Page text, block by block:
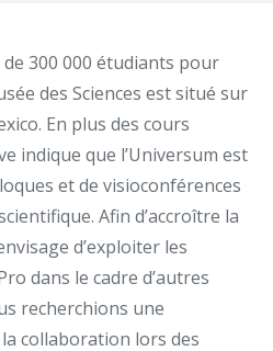
300 000 étudiants pour
des Sciences est situé sur
En plus des cours
indique que l’Universum est
et de visioconférences
Afin d’accroître la
d’exploiter les
dans le cadre d’autres
recherchions une
collaboration lors des